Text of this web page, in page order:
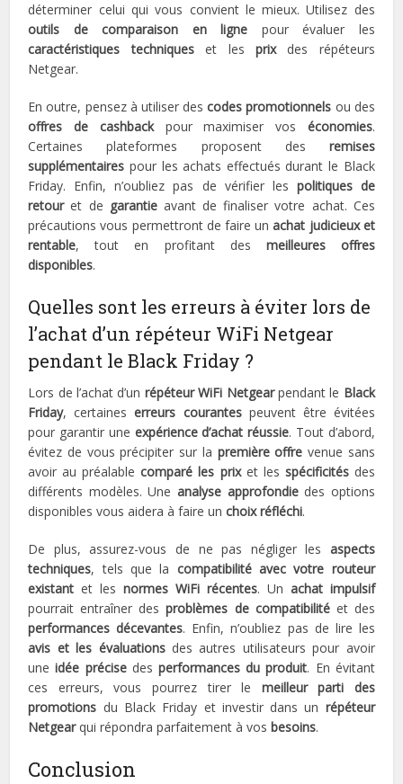
déterminer celui qui vous convient le mieux. Utilisez des
outils de comparaison en ligne pour évaluer les
caractéristiques techniqueset les prixdes répéteurs
Netgear.
En outre, pensez à utiliser descodes promotionnels ou des
offres de cashbackpour maximiser vos économies.
Certaines plateformes proposent des remises
supplémentaires pour les achats effectués durant le Black
Friday. Enfin, n’oubliez pas de vérifier les politiques de
retouret de garantieavant de finaliser votre achat. Ces
précautions vous permettront de faire unachat judicieux et
rentable, tout en profitant des meilleures offres
disponibles.
Quelles sont les erreurs à éviter lors de
l’achat d’un répéteur WiFi Netgear
pendant le Black Friday ?
Lors de l’achat d’un répéteur WiFi Netgearpendant le Black
Friday, certaineserreurs courantespeuvent être évitées
pour garantir une expérience d’achat réussie. Tout d’abord,
évitez de vous précipiter sur la première offre venue sans
avoir au préalablecomparé les prixet les spécificitésdes
différents modèles. Une analyse approfondiedes options
disponibles vous aidera à faire unchoix réfléchi.
De plus, assurez-vous de ne pas négliger les aspects
techniques, tels que la compatibilité avec votre routeur
existant et lesnormes WiFi récentes. Un achat impulsif
pourrait entraîner desproblèmes de compatibilitéet des
performances décevantes. Enfin, n’oubliez pas de lire les
avis et les évaluationsdes autres utilisateurs pour avoir
uneidée précisedesperformances du produit. En évitant
ces erreurs, vous pourrez tirer le meilleur parti des
promotions du Black Friday et investir dans un répéteur
Netgearqui répondra parfaitement à vos besoins.
Conclusion